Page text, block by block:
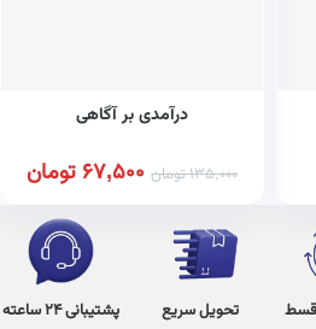
درآمدی بر آگاهی
135,000تومان 67,500 تومان
تحویل سریع پشتیبانی 24 ساعته